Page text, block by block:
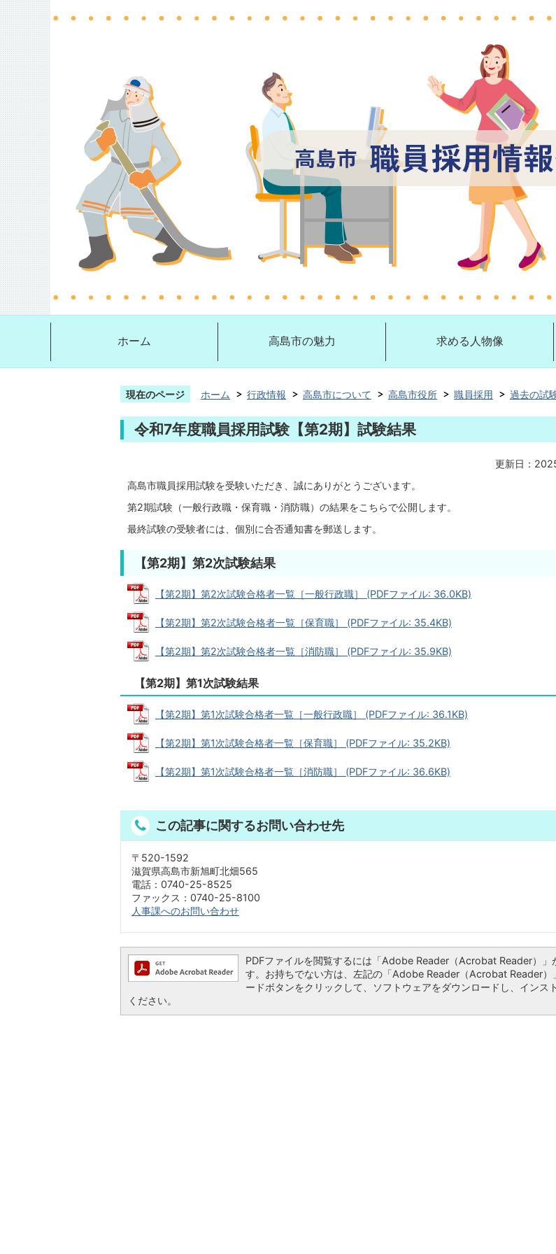
ホーム 高島市の魅力 求める人物像
現在のページ ホーム 行政情報 高島市について 高島市役所 職員採用 過去の試
令和7年度職員採用試験【第2期】試験結果
更新日：
高島市職員採用試験を受験いただき、誠にありがとうございます。
第2期試験（一般行政職・保育職・消防職）の結果をこちらで公開します。
最終試験の受験者には、個別に合否通知書を郵送します。
【第2期】第2次試験結果
【第2期】第2次試験合格者一覧［一般行政職］ (PDFファイル: 36.0KB)
【第2期】第2次試験合格者一覧［保育職］ (PDFファイル: 35.4KB)
【第2期】第2次試験合格者一覧［消防職］ (PDFファイル: 35.9KB)
【第2期】第1次試験結果
【第2期】第1次試験合格者一覧［一般行政職］ (PDFファイル: 36.1KB)
【第2期】第1次試験合格者一覧［保育職］ (PDFファイル: 35.2KB)
【第2期】第1次試験合格者一覧［消防職］ (PDFファイル: 36.6KB)
この記事に関するお問い合わせ先
〒520-1592
滋賀県高島市新旭町北畑565
電話：0740-25-8525
ファックス：0740-25-8100
人事課へのお問い合わせ
PDFファイルを閲覧するには「Adobe Reader（Acrobat Reader）」
す。お持ちでない方は、左記の「Adobe Reader（Acrobat Reader）
ードボタンをクリックして、ソフトウェアをダウンロードし、インス
ください。